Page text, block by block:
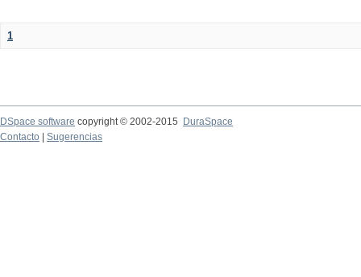
1
DSpace software copyright © 2002-2015
DuraSpace
Contacto
Sugerencias